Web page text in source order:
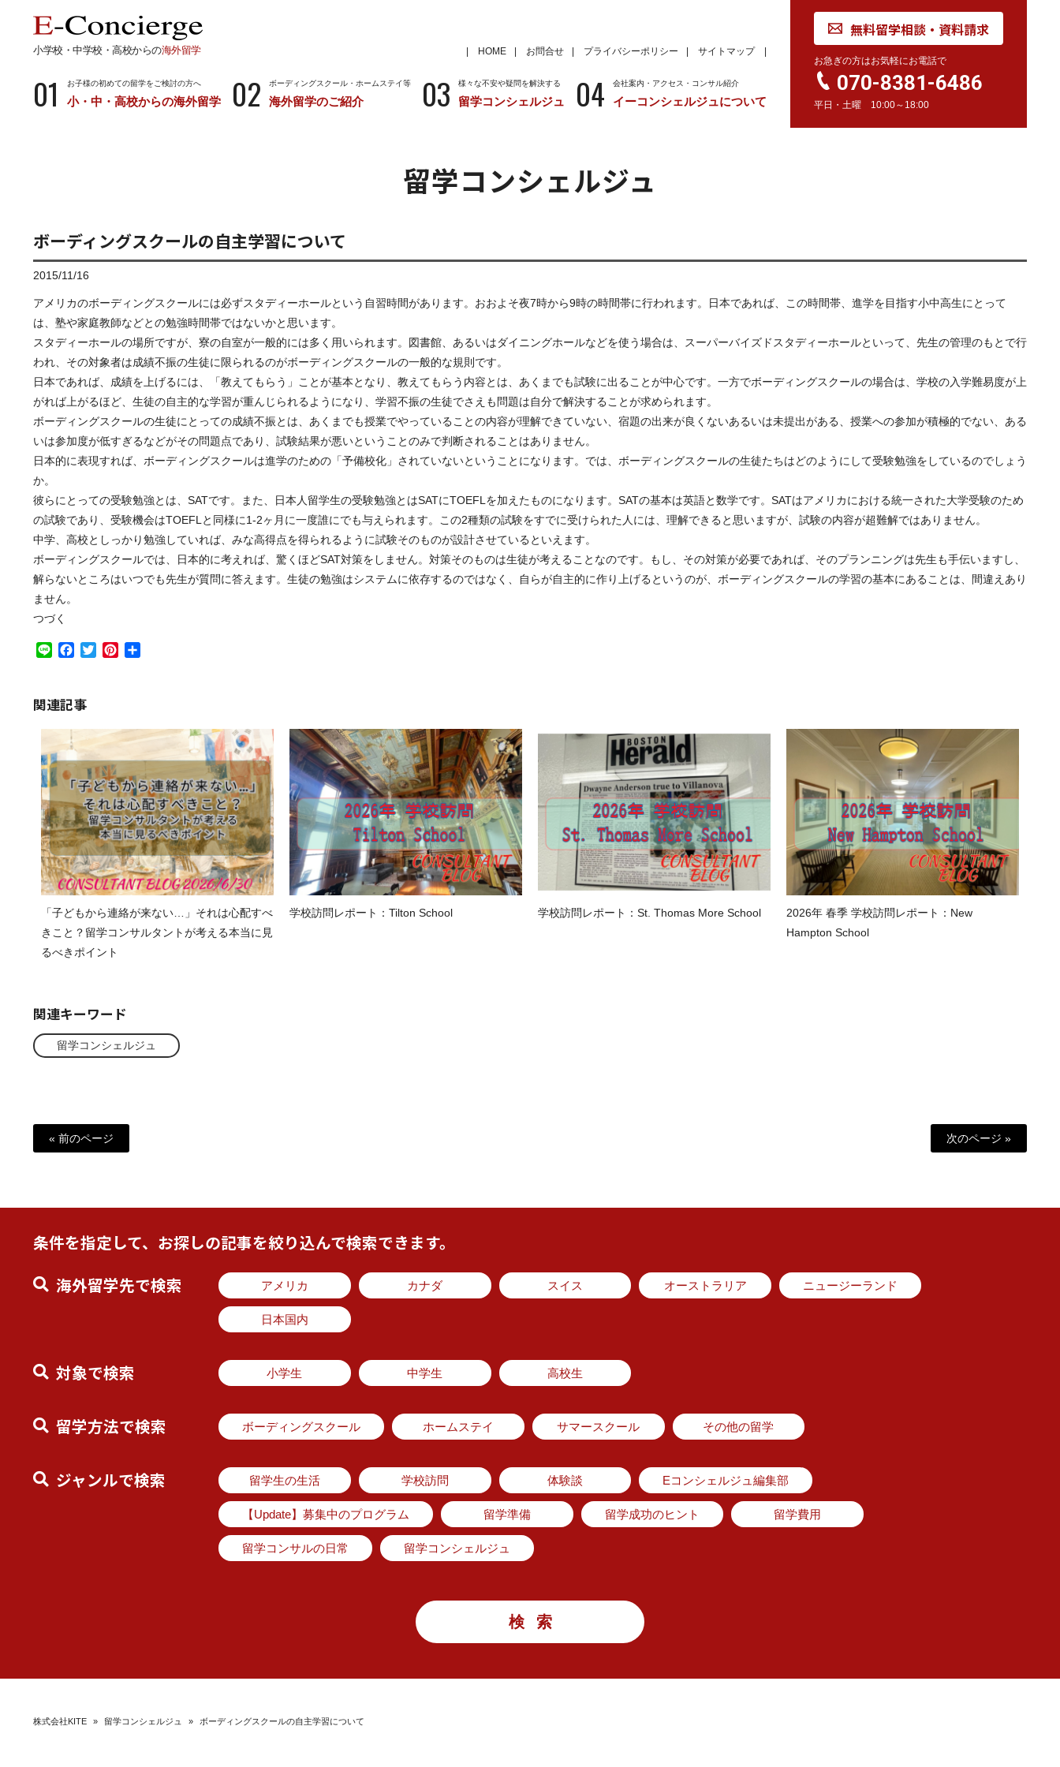
小学校・中学校・高校からの海外留学 HOME お問合せ プライバシーポリシー サイトマップ
01 お子様の初めての留学をご検討の方へ
小・中・高校からの海外留学 02 ボーディングスクール・ホームステイ等
海外留学のご紹介
高校生からのボーディングスクール
留学情報 学校情報
03 様々な不安や疑問を解決する
留学コンシェルジュ 04 会社案内・アクセス・コンサル紹介
イーコンシェルジュについて
無料留学相談・資料請求
お急ぎの方はお気軽にお電話で
070-8381-6486
平日・土曜 10:00～18:00
留学コンシェルジュ
ボーディングスクールの自主学習について
2015/11/16
アメリカのボーディングスクールには必ずスタディーホールという自習時間があります。おおよそ夜7時から9時の時間帯に行われます。日本であれば、この時間帯、進学を目指す小中高生にとって
は、塾や家庭教師などとの勉強時間帯ではないかと思います。
スタディーホールの場所ですが、寮の自室が一般的には多く用いられます。図書館、あるいはダイニングホールなどを使う場合は、スーパーバイズドスタディーホールといって、先生の管理のもとで行
われ、その対象者は成績不振の生徒に限られるのがボーディングスクールの一般的な規則です。
日本であれば、成績を上げるには、「教えてもらう」ことが基本となり、教えてもらう内容とは、あくまでも試験に出ることが中心です。一方でボーディングスクールの場合は、学校の入学難易度が上
がれば上がるほど、生徒の自主的な学習が重んじられるようになり、学習不振の生徒でさえも問題は自分で解決することが求められます。
ボーディングスクールの生徒にとっての成績不振とは、あくまでも授業でやっていることの内容が理解できていない、宿題の出来が良くないあるいは未提出がある、授業への参加が積極的でない、ある
いは参加度が低すぎるなどがその問題点であり、試験結果が悪いということのみで判断されることはありません。
日本的に表現すれば、ボーディングスクールは進学のための「予備校化」されていないということになります。では、ボーディングスクールの生徒たちはどのようにして受験勉強をしているのでしょう
か。
彼らにとっての受験勉強とは、SATです。また、日本人留学生の受験勉強とはSATにTOEFLを加えたものになります。SATの基本は英語と数学です。SATはアメリカにおける統一された大学受験のため
の試験であり、受験機会はTOEFLと同様に1-2ヶ月に一度誰にでも与えられます。この2種類の試験をすでに受けられた人には、理解できると思いますが、試験の内容が超難解ではありません。
中学、高校としっかり勉強していれば、みな高得点を得られるように試験そのものが設計させているといえます。
ボーディングスクールでは、日本的に考えれば、驚くほどSAT対策をしません。対策そのものは生徒が考えることなのです。もし、その対策が必要であれば、そのプランニングは先生も手伝いますし、
解らないところはいつでも先生が質問に答えます。生徒の勉強はシステムに依存するのではなく、自らが自主的に作り上げるというのが、ボーディングスクールの学習の基本にあることは、間違えあり
ません。
つづく
Line Facebook
TwitterPinterest
関連記事
「子どもから連絡が来ない…」それは心配すべ
きこと？留学コンサルタントが考える本当に見
るべきポイント
学校訪問レポート：Tilton School 学校訪問レポート：St. Thomas More School
2026年 春季 学校訪問レポート：New
Hampton School
関連キーワード
留学コンシェルジュ
« 前のページ 次のページ »
条件を指定して、お探しの記事を絞り込んで検索できます。
海外留学先で検索
アメリカ カナダ スイス オーストラリア ニュージーランド
日本国内
対象で検索 小学生 中学生 高校生
留学方法で検索 ボーディングスクール ホームステイ サマースクール その他の留学
ジャンルで検索 留学生の生活 学校訪問 体験談 Eコンシェルジュ編集部
【Update】募集中のプログラム 留学準備 留学成功のヒント 留学費用
留学コンサルの日常 留学コンシェルジュ
株式会社KITE » 留学コンシェルジュ » ボーディングスクールの自主学習について